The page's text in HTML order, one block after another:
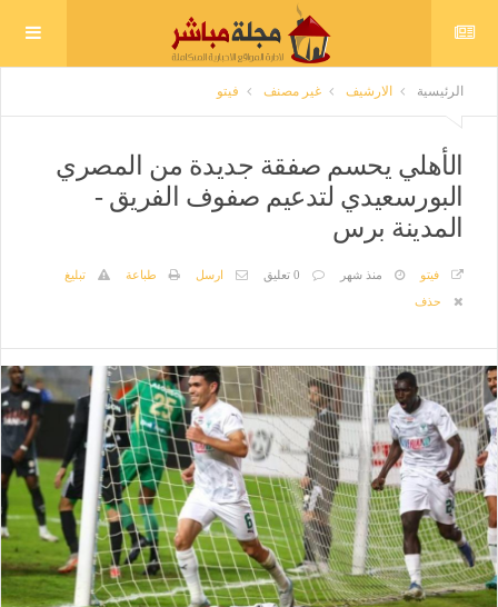
الرئيسية الارشيف غير مصنف فيتو
الأهلي يحسم صفقة جديدة من المصري
البورسعيدي لتدعيم صفوف الفريق -
المدينة برس
فيتو منذ شهر 0 تعليق ارسل طباعة
تبليغ
حذف